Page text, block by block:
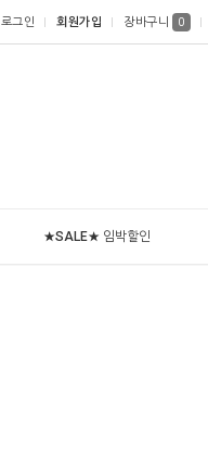
로그인 회원가입 장바구니 0
★SALE★ 임박할인